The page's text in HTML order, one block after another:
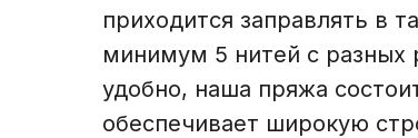
приходится заправлять в
минимум 5 нитей с разных
удобно, наша пряжа
обеспечивает широкую